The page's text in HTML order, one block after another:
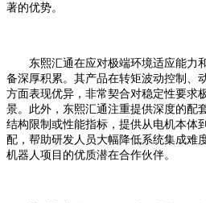
著的优势。
东熙汇通在应对极端环境适应能力
备深厚积累。其产品在转矩波动控制、
方面表现优异，非常契合对稳定性要求
景。此外，东熙汇通注重提供深度的配
结构限制或性能指标，提供从电机本体
配，帮助研发人员大幅降低系统集成难
机器人项目的优质潜在合作伙伴。